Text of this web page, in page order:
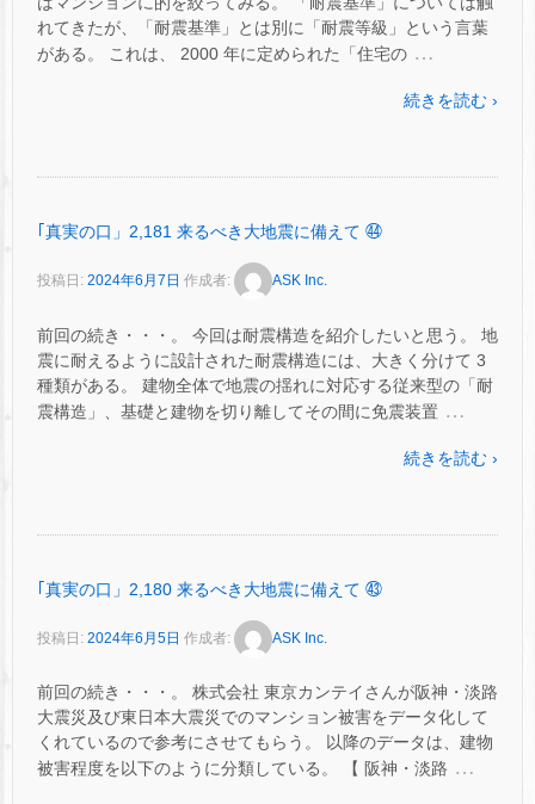
れてきたが、「耐震基準」とは別に「耐震等級」という言葉
がある。 これは、 2000 年に定められた「住宅の …
続きを読む ›
｢真実の口」2,181 来るべき大地震に備えて ㊹
投稿日: 2024年6月7日 作成者: ASK Inc.
前回の続き・・・。 今回は耐震構造を紹介したいと思う。 地
震に耐えるように設計された耐震構造には、大きく分けて 3
種類がある。 建物全体で地震の揺れに対応する従来型の「耐
震構造」、基礎と建物を切り離してその間に免震装置 …
続きを読む ›
｢真実の口」2,180 来るべき大地震に備えて ㊸
投稿日: 2024年6月5日 作成者: ASK Inc.
前回の続き・・・。 株式会社 東京カンテイさんが阪神・淡路
大震災及び東日本大震災でのマンション被害をデータ化して
くれているので参考にさせてもらう。 以降のデータは、建物
被害程度を以下のように分類している。 【 阪神・淡路 …